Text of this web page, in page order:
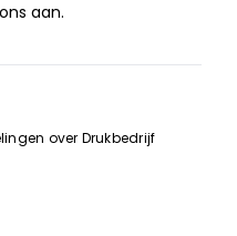
aan.
over Drukbedrijf